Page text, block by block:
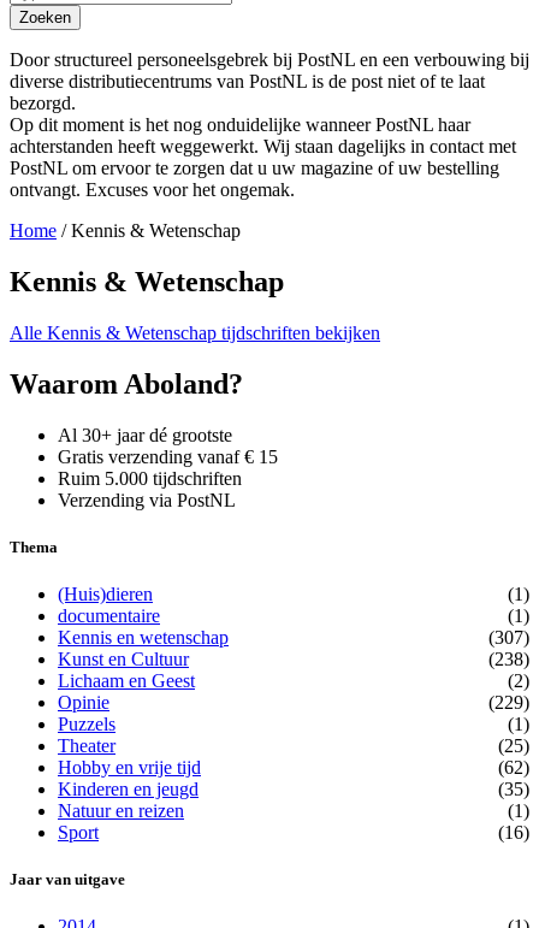
Zoeken
Door structureel personeelsgebrek bij PostNL en een verbouwing bij
diverse distributiecentrums van PostNL is de post niet of te laat
bezorgd.
Op dit moment is het nog onduidelijke wanneer PostNL haar
achterstanden heeft weggewerkt. Wij staan dagelijks in contact met
PostNL om ervoor te zorgen dat u uw magazine of uw bestelling
ontvangt. Excuses voor het ongemak.
Home / Kennis & Wetenschap
Kennis & Wetenschap
Alle Kennis & Wetenschap tijdschriften bekijken
Waarom Aboland?
Al 30+ jaar dé grootste
Gratis verzending vanaf € 15
Ruim 5.000 tijdschriften
Verzending via PostNL
Thema
(Huis)dieren
(1)
documentaire
(1)
Kennis en wetenschap
(307)
Kunst en Cultuur
(238)
Lichaam en Geest
(2)
Opinie
(229)
Puzzels
(1)
Theater
(25)
Hobby en vrije tijd
(62)
Kinderen en jeugd
(35)
Natuur en reizen
(1)
Sport
(16)
Jaar van uitgave